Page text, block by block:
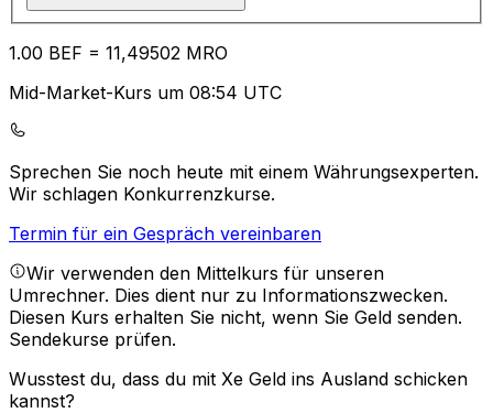
1.00 BEF = 11,49502 MRO
Mid-Market-Kurs um 08:54 UTC
Sprechen Sie noch heute mit einem Währungsexperten.
Wir schlagen Konkurrenzkurse.
Termin für ein Gespräch vereinbaren
Wir verwenden den Mittelkurs für unseren
Umrechner. Dies dient nur zu Informationszwecken.
Diesen Kurs erhalten Sie nicht, wenn Sie Geld senden.
Sendekurse prüfen.
Wusstest du, dass du mit Xe Geld ins Ausland schicken
kannst?